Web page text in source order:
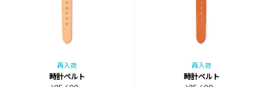
再入荷
時計ベルト
再入荷
時計ベルト